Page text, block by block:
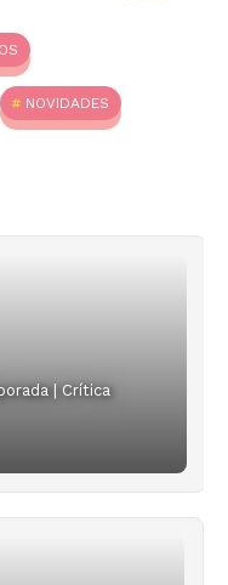
NOVIDADES
| Crítica